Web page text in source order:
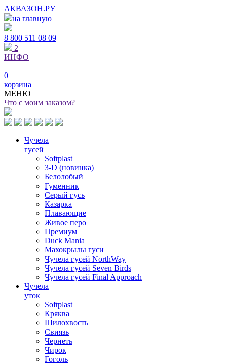
АКВАЗОН.РУ
на главную
8 800 511 08 09
2
ИНФО
0
корзина
МЕНЮ
Что с моим заказом?
Чучела
гусей
Softplast
3-D (новинка)
Белолобый
Гуменник
Серый гусь
Казарка
Плавающие
Живое перо
Премиум
Duck Mania
Махокрылы гуси
Чучела гусей NorthWay
Чучела гусей Seven Birds
Чучела гусей Final Approach
Чучела
уток
Softplast
Кряква
Шилохвость
Свиязь
Чернеть
Чирок
Гоголь